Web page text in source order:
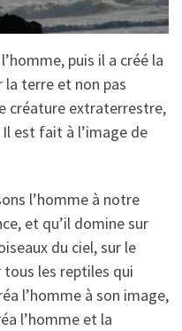
puis il a créé la
la terre et non pas
créature extraterrestre,
est fait à l’image de
l’homme à notre
et qu’il domine sur
du ciel, sur le
les reptiles qui
l’homme à son image,
l’homme et la